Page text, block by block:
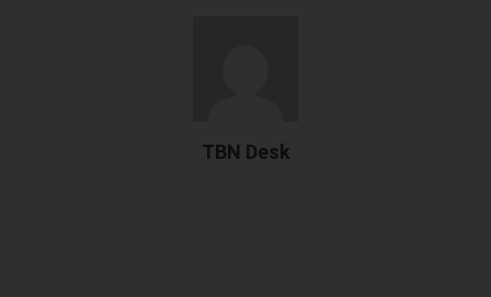
TBN Desk